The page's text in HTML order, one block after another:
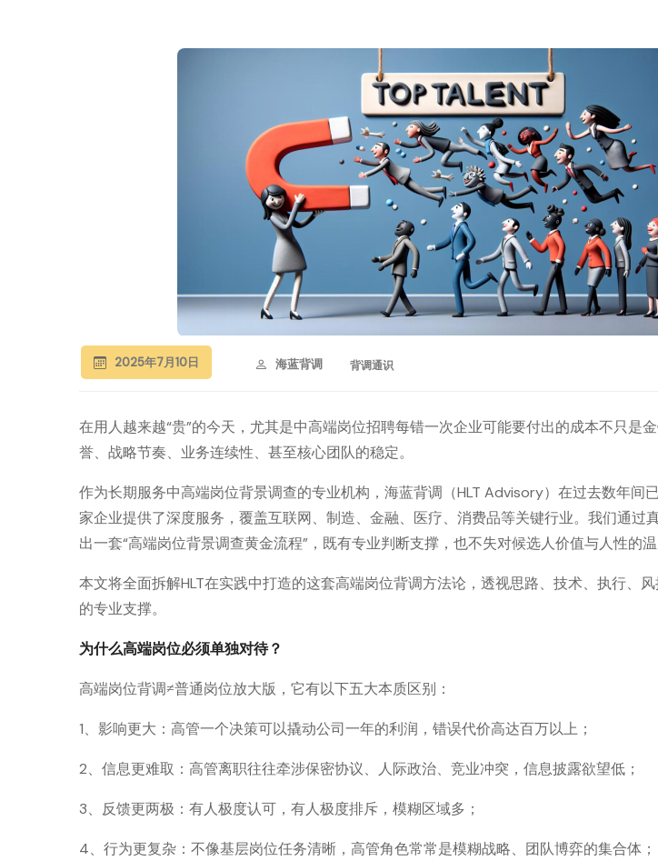
2025年7月10日 海蓝背调 背调通识
在用人越来越“贵”的今天，尤其是中高端岗位招聘每错一次企业可能要付出的成本不只是
誉、战略节奏、业务连续性、甚至核心团队的稳定。
作为长期服务中高端岗位背景调查的专业机构，海蓝背调（HLT Advisory）在过去数年间
家企业提供了深度服务，覆盖互联网、制造、金融、医疗、消费品等关键行业。我们通过
出一套“高端岗位背景调查黄金流程”，既有专业判断支撑，也不失对候选人价值与人性的温
本文将全面拆解HLT在实践中打造的这套高端岗位背调方法论，透视思路、技术、执行、
的专业支撑。
为什么高端岗位必须单独对待？
高端岗位背调≠普通岗位放大版，它有以下五大本质区别：
1、影响更大：高管一个决策可以撬动公司一年的利润，错误代价高达百万以上；
2、信息更难取：高管离职往往牵涉保密协议、人际政治、竞业冲突，信息披露欲望低；
3、反馈更两极：有人极度认可，有人极度排斥，模糊区域多；
4、行为更复杂：不像基层岗位任务清晰，高管角色常常是模糊战略、团队博弈的集合体；